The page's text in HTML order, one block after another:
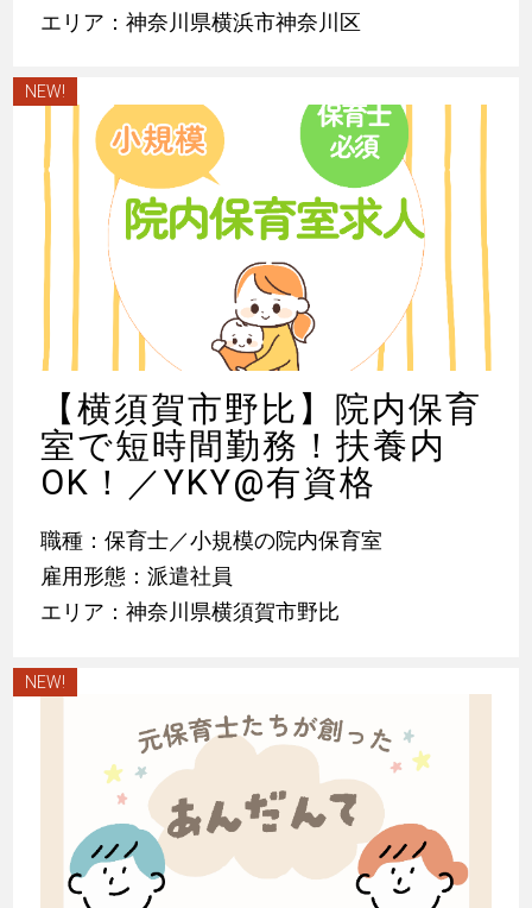
エリア：神奈川県横浜市神奈川区
NEW!
【横須賀市野比】院内保育
室で短時間勤務！扶養内
OK！／YKY@有資格
職種：保育士／小規模の院内保育室
雇用形態：派遣社員
エリア：神奈川県横須賀市野比
NEW!